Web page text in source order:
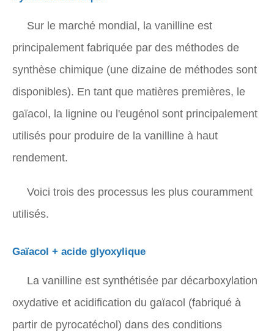
Sur le marché mondial, la vanilline est
principalement fabriquée par des méthodes de
synthèse chimique (une dizaine de méthodes sont
disponibles). En tant que matières premières, le
gaïacol, la lignine ou l'eugénol sont principalement
utilisés pour produire de la vanilline à haut
rendement.
Voici trois des processus les plus couramment
utilisés.
Gaïacol + acide glyoxylique
La vanilline est synthétisée par décarboxylation
oxydative et acidification du gaïacol (fabriqué à
partir de pyrocatéchol) dans des conditions